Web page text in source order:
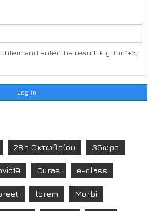
and enter the result. E.g. for 1+3,
28η Οκτωβρίου 35ωρο
Curae e-class
lorem Morbi